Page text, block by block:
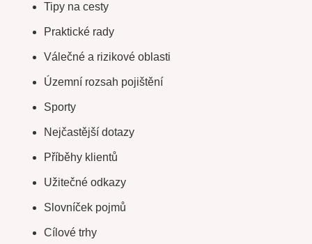
Tipy na cesty
Praktické rady
Válečné a rizikové oblasti
Územní rozsah pojištění
Sporty
Nejčastější dotazy
Příběhy klientů
Užitečné odkazy
Slovníček pojmů
Cílové trhy